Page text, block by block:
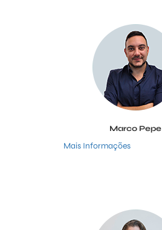
Marco Pepe
Mais Informações